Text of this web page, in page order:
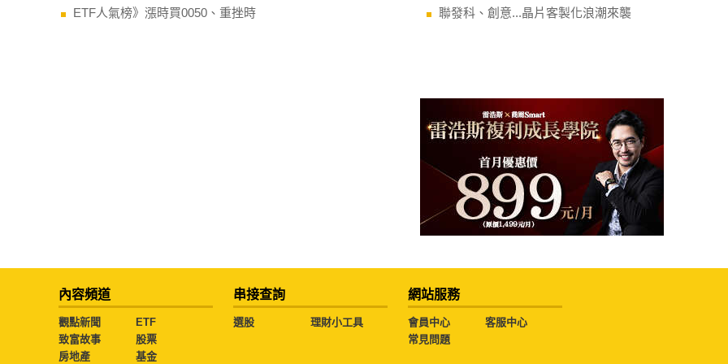
ETF人氣榜》漲時買0050、重挫時 聯發科、創意...晶片客製化浪潮來襲
內容頻道
觀點新聞
ETF
致富故事
股票
房地產
基金
串接查詢
選股 理財小工具
網站服務
會員中心
客服中心
常見問題